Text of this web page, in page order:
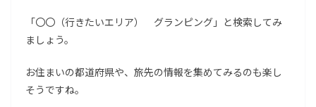
「〇〇（行きたいエリア） グランピング」と検索してみ
ましょう。
お住まいの都道府県や、旅先の情報を集めてみるのも楽し
そうですね。